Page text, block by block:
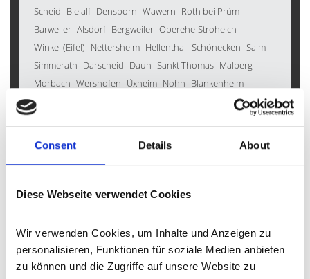
Consent Details About
Diese Webseite verwendet Cookies
Wir verwenden Cookies, um Inhalte und Anzeigen zu
personalisieren, Funktionen für soziale Medien anbieten
zu können und die Zugriffe auf unsere Website zu
Scheid Bleialf Densborn Wawern Roth bei Prüm
Barweiler Alsdorf Bergweiler Oberehe-Stroheich
Winkel (Eifel) Nettersheim Hellenthal Schönecken Salm
Simmerath Darscheid Daun Sankt Thomas Malberg
Morbach Wershofen Üxheim Nohn Blankenheim
Schleiden
Hontheim
Neroth
Eckfeld Mechernich Hallschlag Berndorf
Kerschenbach Hillesheim Seffern
Birresborn
Bettenfeld Hohenfels-Essingen Bleckhausen Gondenbrett
Bad Münstereifel Schüller Neuheilenbach Oberkail